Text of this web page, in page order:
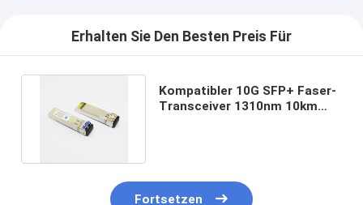
Erhalten Sie Den Besten Preis Für
Kompatibler 10G SFP+ Faser-
Transceiver 1310nm 10km
Fortsetzen